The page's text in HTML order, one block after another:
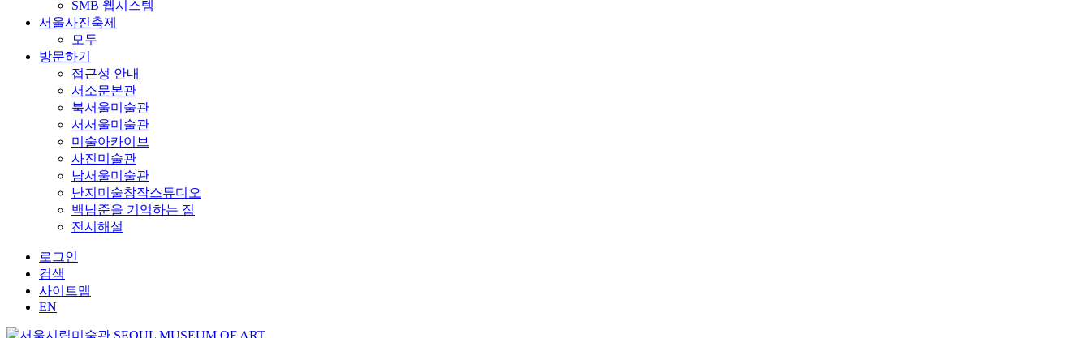
SMB 웹시스템
서울사진축제
모두
방문하기
접근성 안내
서소문본관
북서울미술관
서서울미술관
미술아카이브
사진미술관
남서울미술관
난지미술창작스튜디오
백남준을 기억하는 집
전시해설
로그인
검색
사이트맵
EN